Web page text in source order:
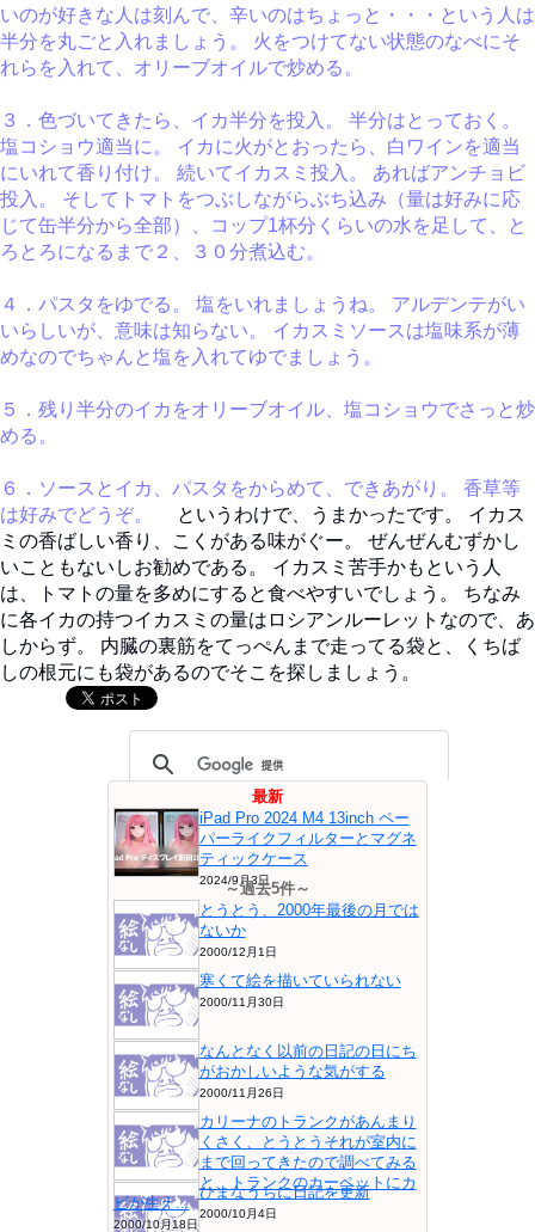
いのが好きな人は刻んで、辛いのはちょっと・・・という人は
半分を丸ごと入れましょう。 火をつけてない状態のなべにそ
れらを入れて、オリーブオイルで炒める。
３．色づいてきたら、イカ半分を投入。 半分はとっておく。
塩コショウ適当に。 イカに火がとおったら、白ワインを適当
にいれて香り付け。 続いてイカスミ投入。 あればアンチョビ
投入。 そしてトマトをつぶしながらぶち込み（量は好みに応
じて缶半分から全部）、コップ1杯分くらいの水を足して、と
ろとろになるまで２、３０分煮込む。
４．パスタをゆでる。 塩をいれましょうね。 アルデンテがい
いらしいが、意味は知らない。 イカスミソースは塩味系が薄
めなのでちゃんと塩を入れてゆでましょう。
５．残り半分のイカをオリーブオイル、塩コショウでさっと炒
める。
６．ソースとイカ、パスタをからめて、できあがり。 香草等
は好みでどうぞ。
というわけで、うまかったです。 イカス
ミの香ばしい香り、こくがある味がぐー。 ぜんぜんむずかし
いこともないしお勧めである。 イカスミ苦手かもという人
は、トマトの量を多めにすると食べやすいでしょう。 ちなみ
に各イカの持つイカスミの量はロシアンルーレットなので、あ
しからず。 内臓の裏筋をてっぺんまで走ってる袋と、くちば
しの根元にも袋があるのでそこを探しましょう。
最新
iPad Pro 2024 M4 13inch ペー
パーライクフィルターとマグネ
ティックケース
2024/9月3日
～過去5件～
とうとう、2000年最後の月では
ないか
2000/12月1日
寒くて絵を描いていられない
2000/11月30日
なんとなく以前の日記の日にち
がおかしいような気がする
2000/11月26日
カリーナのトランクがあんまり
くさく、とうとうそれが室内に
まで回ってきたので調べてみる
と、トランクのカーペットにカ
ビが生え...
2000/10月18日
ひまなうちに日記を更新
2000/10月4日